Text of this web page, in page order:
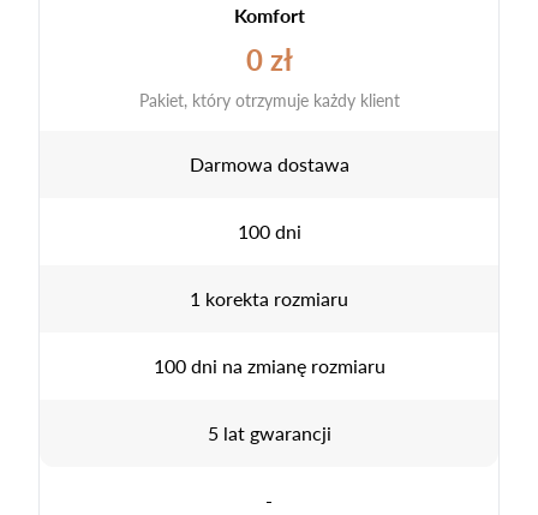
Komfort
0 zł
Pakiet, który otrzymuje każdy klient
Darmowa dostawa
100 dni
1 korekta rozmiaru
100 dni na zmianę rozmiaru
5 lat gwarancji
-